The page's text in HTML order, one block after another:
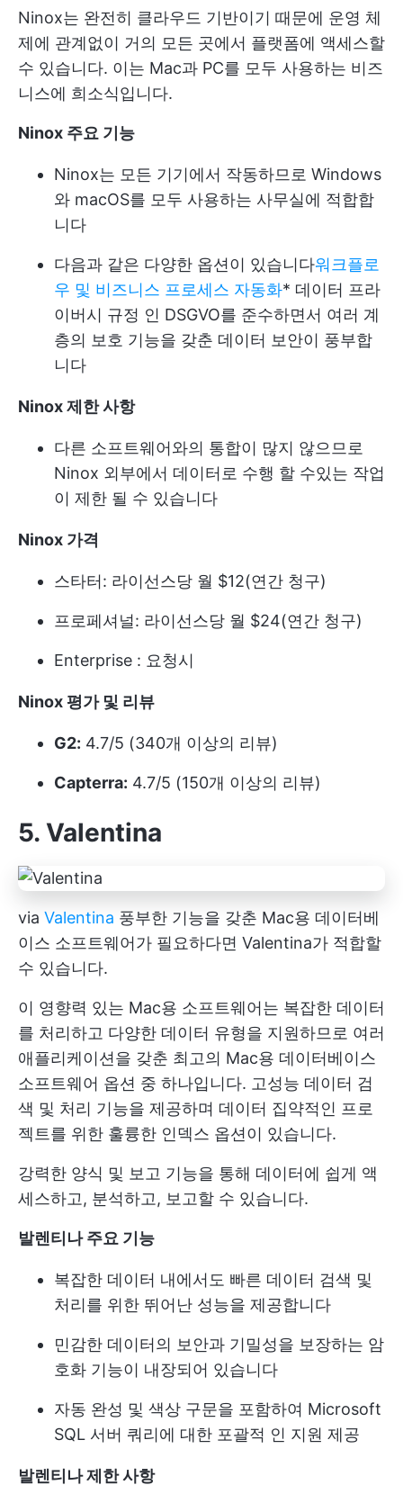
Ninox는 완전히 클라우드 기반이기 때문에 운영 체
제에 관계없이 거의 모든 곳에서 플랫폼에 액세스할
수 있습니다. 이는 Mac과 PC를 모두 사용하는 비즈
니스에 희소식입니다.
Ninox 주요 기능
Ninox는 모든 기기에서 작동하므로 Windows
와 macOS를 모두 사용하는 사무실에 적합합
니다
다음과 같은 다양한 옵션이 있습니다워크플로
우 및 비즈니스 프로세스 자동화* 데이터 프라
이버시 규정 인 DSGVO를 준수하면서 여러 계
층의 보호 기능을 갖춘 데이터 보안이 풍부합
니다
Ninox 제한 사항
다른 소프트웨어와의 통합이 많지 않으므로
Ninox 외부에서 데이터로 수행 할 수있는 작업
이 제한 될 수 있습니다
Ninox 가격
스타터: 라이선스당 월 $12(연간 청구)
프로페셔널: 라이선스당 월 $24(연간 청구)
Enterprise : 요청시
Ninox 평가 및 리뷰
G2: 4.7/5 (340개 이상의 리뷰)
Capterra: 4.7/5 (150개 이상의 리뷰)
5. Valentina
via Valentina 풍부한 기능을 갖춘 Mac용 데이터베
이스 소프트웨어가 필요하다면 Valentina가 적합할
수 있습니다.
이 영향력 있는 Mac용 소프트웨어는 복잡한 데이터
를 처리하고 다양한 데이터 유형을 지원하므로 여러
애플리케이션을 갖춘 최고의 Mac용 데이터베이스
소프트웨어 옵션 중 하나입니다. 고성능 데이터 검
색 및 처리 기능을 제공하며 데이터 집약적인 프로
젝트를 위한 훌륭한 인덱스 옵션이 있습니다.
강력한 양식 및 보고 기능을 통해 데이터에 쉽게 액
세스하고, 분석하고, 보고할 수 있습니다.
발렌티나 주요 기능
복잡한 데이터 내에서도 빠른 데이터 검색 및
처리를 위한 뛰어난 성능을 제공합니다
민감한 데이터의 보안과 기밀성을 보장하는 암
호화 기능이 내장되어 있습니다
자동 완성 및 색상 구문을 포함하여 Microsoft
SQL 서버 쿼리에 대한 포괄적 인 지원 제공
발렌티나 제한 사항